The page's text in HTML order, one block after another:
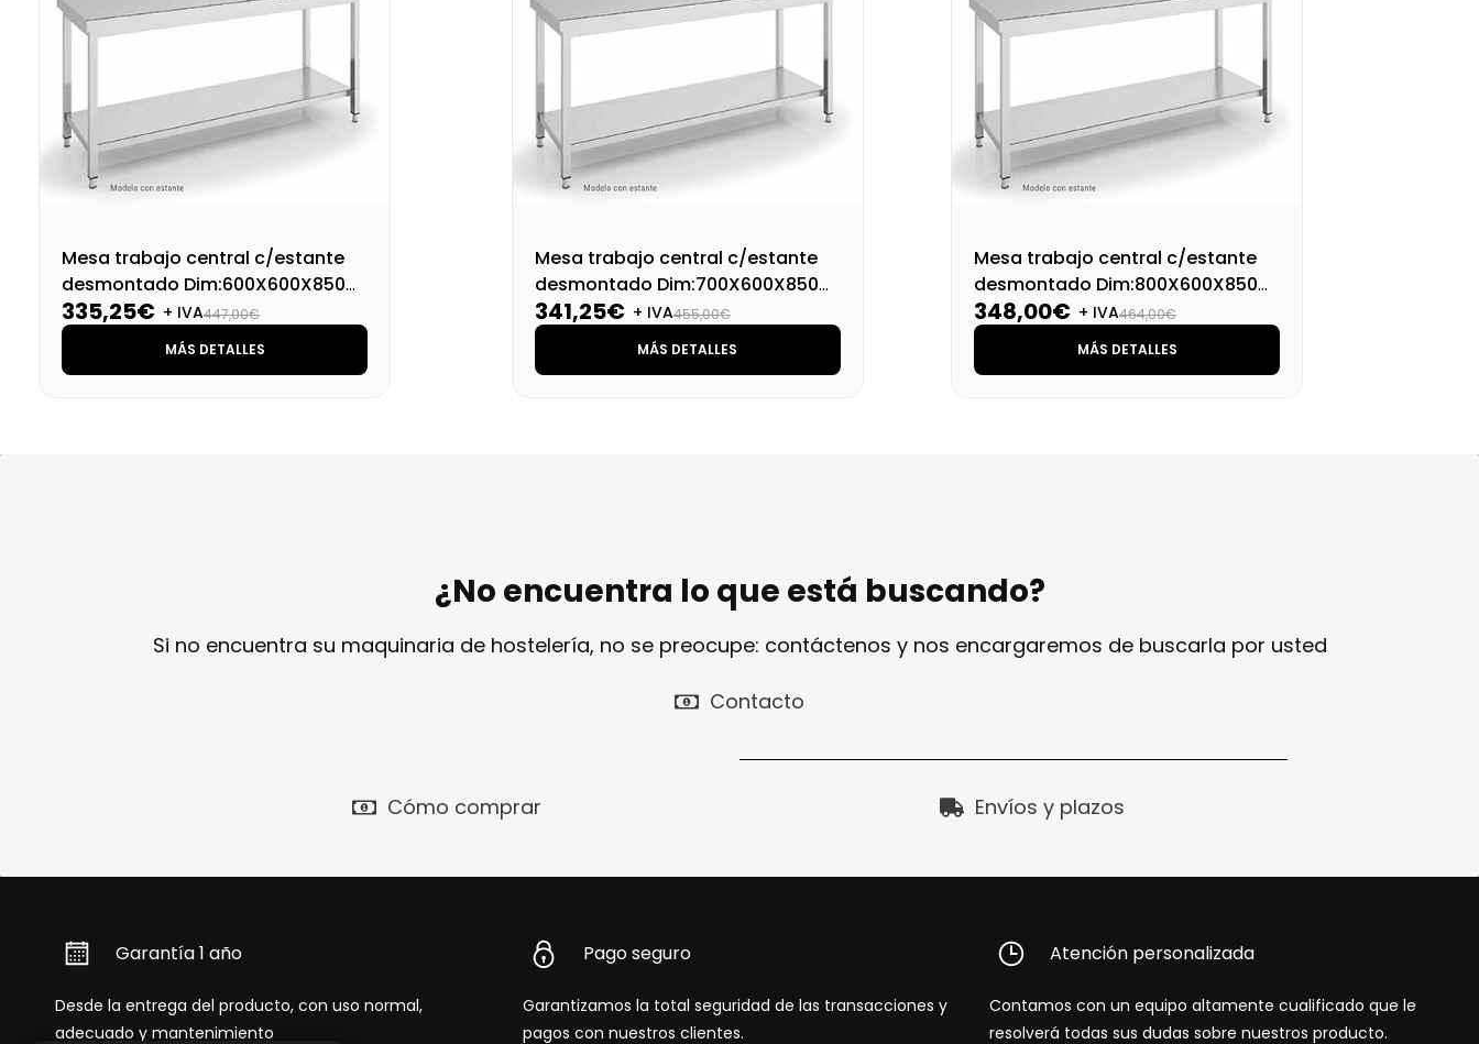
Mesa trabajo central c/estante
desmontado Dim:600X600X850
Mm
335,25€ + IVA447,00€
MÁS DETALLES
Mesa trabajo central c/estante
desmontado Dim:700X600X850
Mm
341,25€ + IVA455,00€
MÁS DETALLES
Mesa trabajo central c/estante
desmontado Dim:800X600X850
Mm
348,00€ + IVA464,00€
MÁS DETALLES
¿No encuentra lo que está buscando?
Si no encuentra su maquinaria de hostelería, no se preocupe: contáctenos y nos encargaremos de buscarla por usted
Contacto
Cómo comprar Envíos y plazos
Garantía 1 año
Desde la entrega del producto, con uso normal,
adecuado y mantenimiento
Pago seguro
Garantizamos la total seguridad de las transacciones y
pagos con nuestros clientes.
Atención personalizada
Contamos con un equipo altamente cualificado que le
resolverá todas sus dudas sobre nuestros producto.